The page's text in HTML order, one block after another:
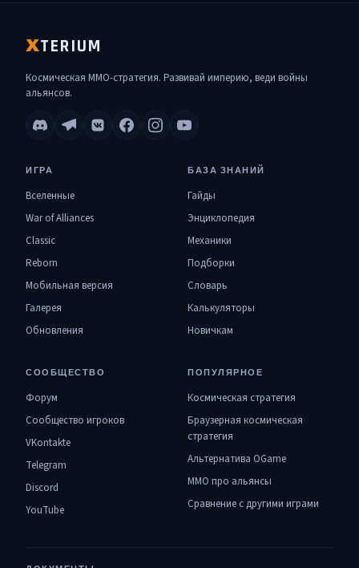
XTERIUM
Космическая MMO-стратегия. Развивай империю, веди войны
альянсов.
ИГРА
Вселенные
War of Alliances
Classic
Reborn
Мобильная версия
Галерея
Обновления
БАЗА ЗНАНИЙ
Гайды
Энциклопедия
Механики
Подборки
Словарь
Калькуляторы
Новичкам
СООБЩЕСТВО
Форум
Сообщество игроков
VKontakte
Telegram
Discord
YouTube
ПОПУЛЯРНОЕ
Космическая стратегия
Браузерная космическая
стратегия
Альтернатива OGame
MMO про альянсы
Сравнение с другими играми